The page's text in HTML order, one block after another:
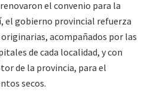
el convenio para la
el gobierno provincial refuerza
acompañados por las
de cada localidad, y con
de la provincia, para el
secos.